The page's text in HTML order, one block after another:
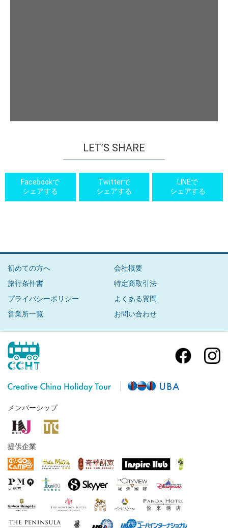
LET’S SHARE
Facebookで
シェアする
Twitterで
シェアする
LINEで
シェアする
初めての方へ
会社概要
旅行条件書
特定商取引法
プライバシーポリシー
よくある質問
営業所一覧
お問い合わせ
メンバーシップ
提供企業